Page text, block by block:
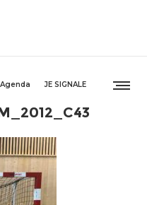
Agenda JE SIGNALE